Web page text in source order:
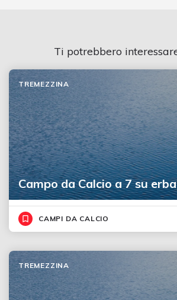
Ti potrebbero
Campo da Calcio a 7 su erba
TREMEZZINA
CAMPI DA CALCIO
TREMEZZINA